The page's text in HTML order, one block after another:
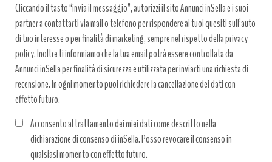
Cliccando il tasto “invia il messaggio”, autorizzi il sito Annunci inSella e i suoi
partner a contattarti via mail o telefono per rispondere ai tuoi quesiti sull’auto
di tuo interesse o per finalità di marketing, sempre nel rispetto della privacy
policy. Inoltre ti informiamo che la tua email potrà essere controllata da
Annunci inSella per finalità di sicurezza e utilizzata per inviarti una richiesta di
recensione. In ogni momento puoi richiedere la cancellazione dei dati con
effetto futuro.
Acconsento al trattamento dei miei dati come descritto nella
dichiarazione di consenso di inSella. Posso revocare il consenso in
qualsiasi momento con effetto futuro.